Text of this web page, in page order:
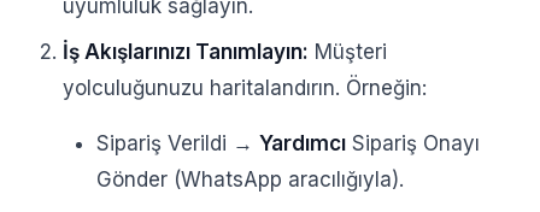
uyumluluk sağlayın.
İş Akışlarınızı Tanımlayın: Müşteri
yolculuğunuzu haritalandırın. Örneğin:
Sipariş Verildi → Yardımcı Sipariş Onayı
Gönder (WhatsApp aracılığıyla).